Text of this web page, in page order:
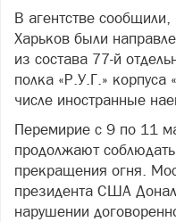
В агентстве
Харьков были
из состава 77-й
полка «Р.У.Г.» корпуса
числе иностранные
Перемирие с 9 по 11
продолжают
прекращения огня.
президента США
нарушении